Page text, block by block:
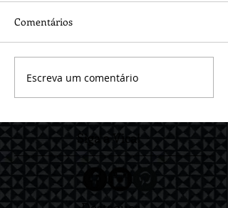
Siga a Vica!
Comentários
Escreva um comentário